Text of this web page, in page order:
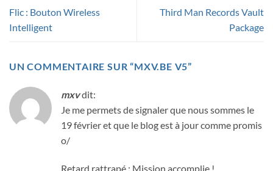
Flic : Bouton Wireless
Intelligent
Third Man Records Vault
Package
UN COMMENTAIRE SUR “MXV.BE V5”
mxvdit:
Je me permets de signaler que nous sommes le
19 février et que le blog est à jour comme promis
o/
Retard rattrapé : Mission accomplie !